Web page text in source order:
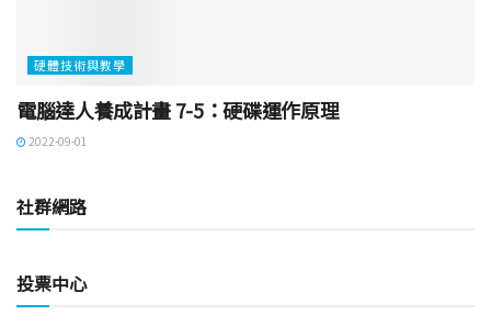
硬體技術與教學
電腦達人養成計畫 7-5：硬碟運作原理
2022-09-01
社群網路
投票中心